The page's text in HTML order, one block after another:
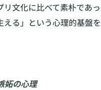
文化に比べて素朴であっ
る」という心理的基盤を
妬の心理